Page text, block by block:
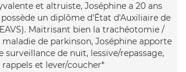
et altruiste, Joséphine a 20 ans
un diplôme d'État d'Auxiliaire de
Maitrisant bien la trachéotomie /
de parkinson, Joséphine apporte
surveillance de nuit, lessive/repassage,
rappels et lever/coucher*